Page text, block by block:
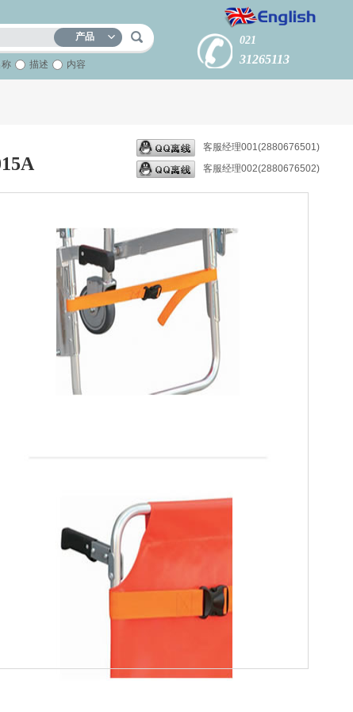
客服经理001(2880676501)
客服经理002(2880676502)
产品
描述 内容
021
31265113